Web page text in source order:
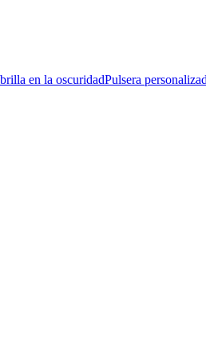
en la oscuridadPulsera